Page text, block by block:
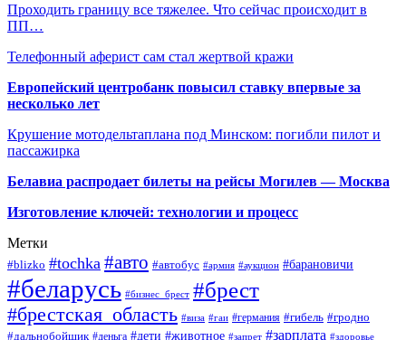
Проходить границу все тяжелее. Что сейчас происходит в
ПП…
Телефонный аферист сам стал жертвой кражи
Европейский центробанк повысил ставку впервые за
несколько лет
Крушение мотодельтаплана под Минском: погибли пилот и
пассажирка
Белавиа распродает билеты на рейсы Могилев — Москва
Изготовление ключей: технологии и процесс
Метки
#blizko #tochka #авто #автобус #армия #аукцион #барановичи
#беларусь #бизнес_брест #брест
#брестская_область #виза #гаи #германия #гибель #гродно
#дальнобойщик #деньга #дети #животное #запрет #зарплата #здоровье